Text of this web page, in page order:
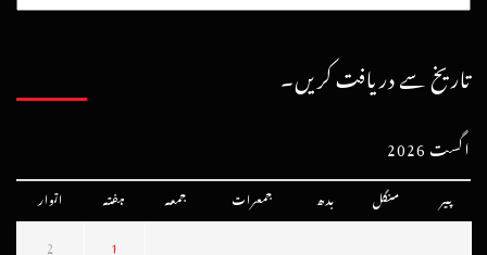
تاریخ سے دریافت کریں۔
اگست 2026
پیر منگل بدھ جمعرات جمعہ ہفتہ اتوار
1
2